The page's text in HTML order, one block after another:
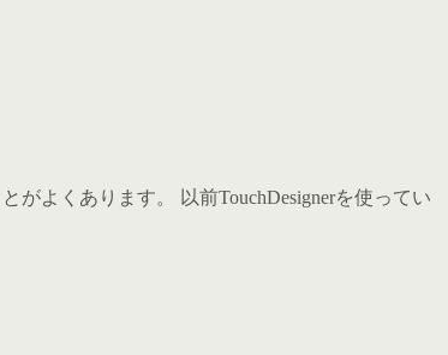
がよくあります。 以前TouchDesignerを使ってい